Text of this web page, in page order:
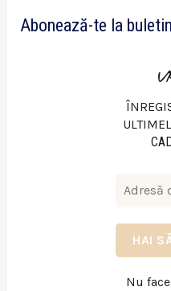
o
Abonează-te la
Nu